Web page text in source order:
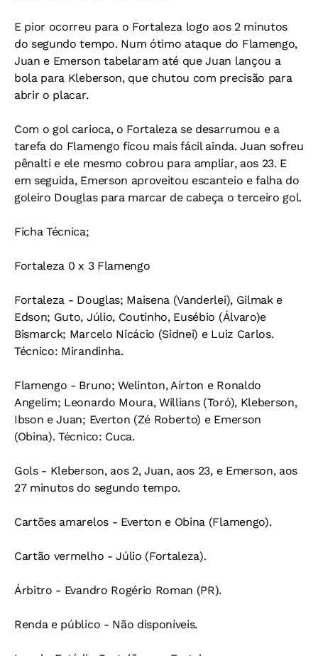
E pior ocorreu para o Fortaleza logo aos 2 minutos
do segundo tempo. Num ótimo ataque do Flamengo,
Juan e Emerson tabelaram até que Juan lançou a
bola para Kleberson, que chutou com precisão para
abrir o placar.
Com o gol carioca, o Fortaleza se desarrumou e a
tarefa do Flamengo ficou mais fácil ainda. Juan sofreu
pênalti e ele mesmo cobrou para ampliar, aos 23. E
em seguida, Emerson aproveitou escanteio e falha do
goleiro Douglas para marcar de cabeça o terceiro gol.
Ficha Técnica;
Fortaleza 0 x 3 Flamengo
Fortaleza - Douglas; Maisena (Vanderlei), Gilmak e
Edson; Guto, Júlio, Coutinho, Eusébio (Álvaro)e
Bismarck; Marcelo Nicácio (Sidnei) e Luiz Carlos.
Técnico: Mirandinha.
Flamengo - Bruno; Welinton, Aírton e Ronaldo
Angelim; Leonardo Moura, Willians (Toró), Kleberson,
Ibson e Juan; Everton (Zé Roberto) e Emerson
(Obina). Técnico: Cuca.
Gols - Kleberson, aos 2, Juan, aos 23, e Emerson, aos
27 minutos do segundo tempo.
Cartões amarelos - Everton e Obina (Flamengo).
Cartão vermelho - Júlio (Fortaleza).
Árbitro - Evandro Rogério Roman (PR).
Renda e público - Não disponíveis.